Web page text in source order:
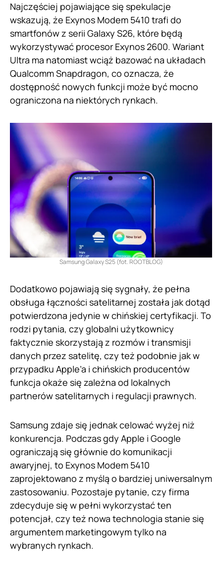
Najczęściej pojawiające się spekulacje
wskazują, że Exynos Modem 5410 trafi do
smartfonów z serii Galaxy S26, które będą
wykorzystywać procesor Exynos 2600. Wariant
Ultra ma natomiast wciąż bazować na układach
Qualcomm Snapdragon, co oznacza, że
dostępność nowych funkcji może być mocno
ograniczona na niektórych rynkach.
Samsung Galaxy S25 (fot. ROOTBLOG)
Dodatkowo pojawiają się sygnały, że pełna
obsługa łączności satelitarnej została jak dotąd
potwierdzona jedynie w chińskiej certyfikacji. To
rodzi pytania, czy globalni użytkownicy
faktycznie skorzystają z rozmów i transmisji
danych przez satelitę, czy też podobnie jak w
przypadku Apple’a i chińskich producentów
funkcja okaże się zależna od lokalnych
partnerów satelitarnych i regulacji prawnych.
Samsung zdaje się jednak celować wyżej niż
konkurencja. Podczas gdy Apple i Google
ograniczają się głównie do komunikacji
awaryjnej, to Exynos Modem 5410
zaprojektowano z myślą o bardziej uniwersalnym
zastosowaniu. Pozostaje pytanie, czy firma
zdecyduje się w pełni wykorzystać ten
potencjał, czy też nowa technologia stanie się
argumentem marketingowym tylko na
wybranych rynkach.